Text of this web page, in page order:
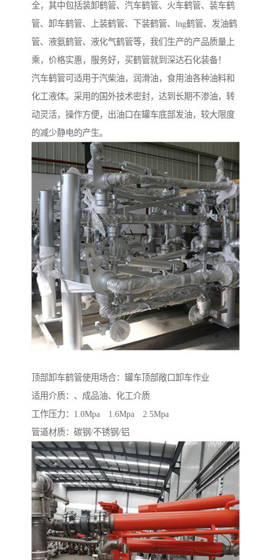
全，其中包括装卸鹤管、汽车鹤管、火车鹤管、装车鹤
管、卸车鹤管、上装鹤管、下装鹤管、lng鹤管、发油鹤
管、液氨鹤管、液化气鹤管等，我们生产的产品质量上
乘，价格实惠，服务好，买鹤管就到深达石化装备！
汽车鹤管可适用于汽柴油，润滑油，食用油各种油料和
化工液体。采用的国外技术密封，达到长期不渗油，转
动灵活，操作方便，出油口在罐车底部发油，较大限度
的减少静电的产生。
顶部卸车鹤管使用场合：罐车顶部敞口卸车作业
适用介质：、成品油、化工介质
工作压力：1.0Mpa 1.6Mpa 2.5Mpa
管道材质：碳钢/不锈钢/铝